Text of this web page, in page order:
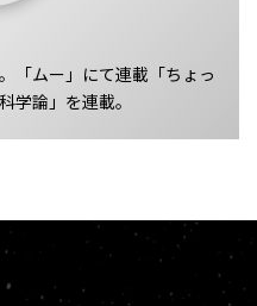
「ムー」にて連載「ちょっ
学論」を連載。